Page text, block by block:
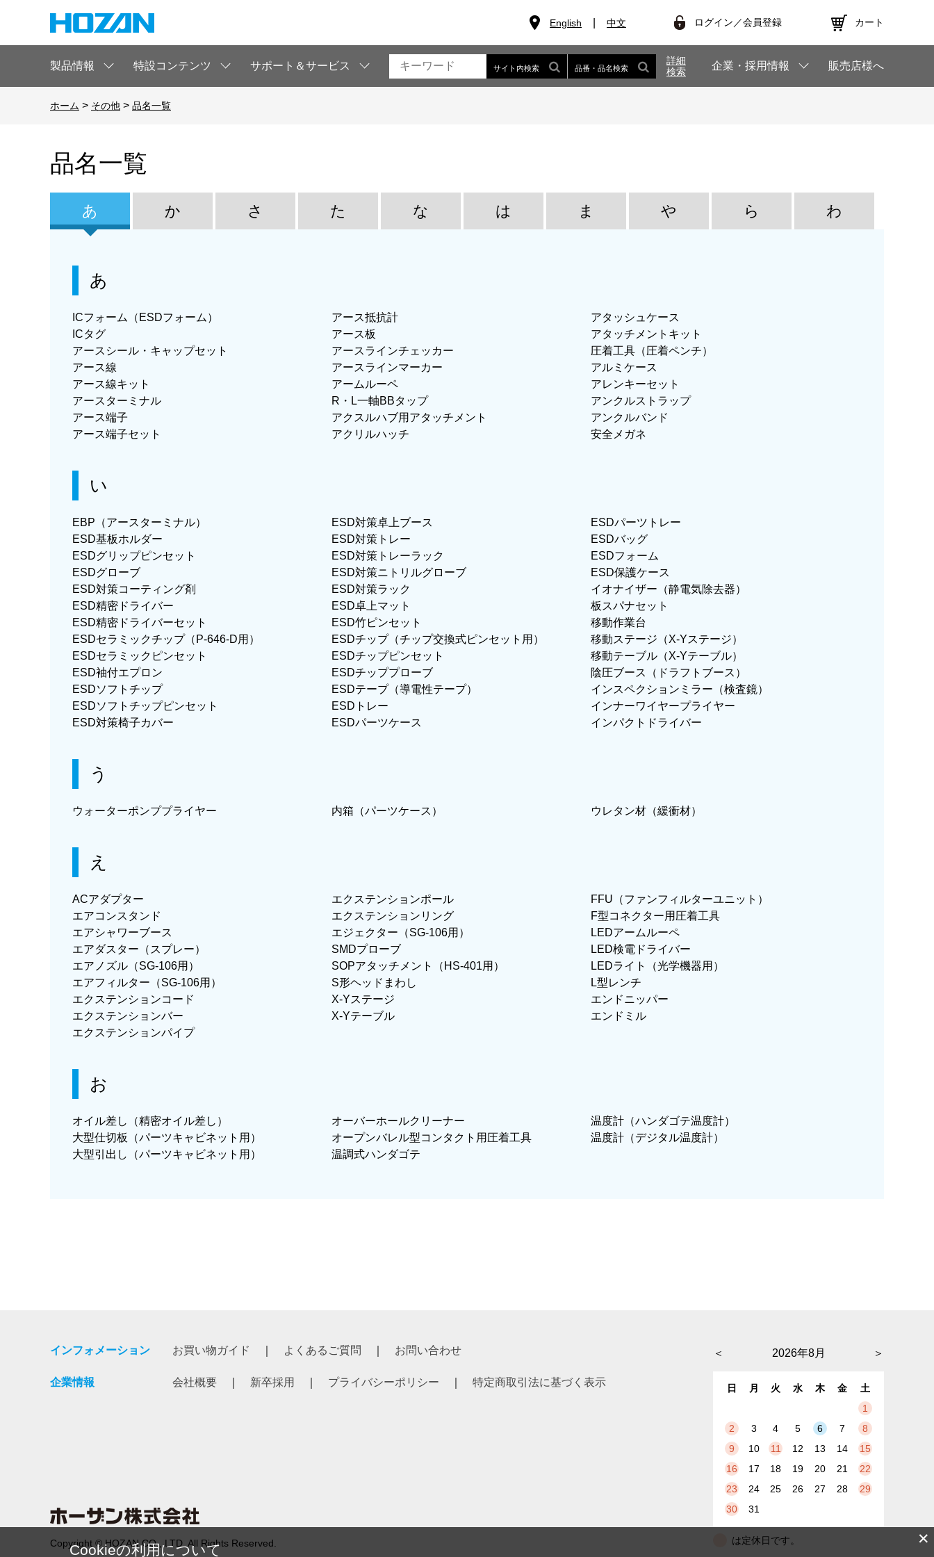
English 中文 ログイン／会員登録 カート
製品情報 特設コンテンツ サポート＆サービス サイト内検索 品番・品名検索
詳細
検索
企業・採用情報 販売店様へ
ホーム > その他 > 品名一覧
品名一覧
あ か さ た な は ま や ら わ
あ
ICフォーム（ESDフォーム）
ICタグ
アースシール・キャップセット
アース線
アース線キット
アースターミナル
アース端子
アース端子セット
アース抵抗計
アース板
アースラインチェッカー
アースラインマーカー
アームルーペ
R・L一軸BBタップ
アクスルハブ用アタッチメント
アクリルハッチ
アタッシュケース
アタッチメントキット
圧着工具（圧着ペンチ）
アルミケース
アレンキーセット
アンクルストラップ
アンクルバンド
安全メガネ
い
EBP（アースターミナル）
ESD基板ホルダー
ESDグリップピンセット
ESDグローブ
ESD対策コーティング剤
ESD精密ドライバー
ESD精密ドライバーセット
ESDセラミックチップ（P-646-D用）
ESDセラミックピンセット
ESD袖付エプロン
ESDソフトチップ
ESDソフトチップピンセット
ESD対策椅子カバー
ESD対策卓上ブース
ESD対策トレー
ESD対策トレーラック
ESD対策ニトリルグローブ
ESD対策ラック
ESD卓上マット
ESD竹ピンセット
ESDチップ（チップ交換式ピンセット用）
ESDチップピンセット
ESDチッププローブ
ESDテープ（導電性テープ）
ESDトレー
ESDパーツケース
ESDパーツトレー
ESDバッグ
ESDフォーム
ESD保護ケース
イオナイザー（静電気除去器）
板スパナセット
移動作業台
移動ステージ（X-Yステージ）
移動テーブル（X-Yテーブル）
陰圧ブース（ドラフトブース）
インスペクションミラー（検査鏡）
インナーワイヤープライヤー
インパクトドライバー
う
ウォーターポンププライヤー 内箱（パーツケース） ウレタン材（緩衝材）
え
ACアダプター
エアコンスタンド
エアシャワーブース
エアダスター（スプレー）
エアノズル（SG-106用）
エアフィルター（SG-106用）
エクステンションコード
エクステンションバー
エクステンションパイプ
エクステンションポール
エクステンションリング
エジェクター（SG-106用）
SMDプローブ
SOPアタッチメント（HS-401用）
S形ヘッドまわし
X-Yステージ
X-Yテーブル
FFU（ファンフィルターユニット）
F型コネクター用圧着工具
LEDアームルーペ
LED検電ドライバー
LEDライト（光学機器用）
L型レンチ
エンドニッパー
エンドミル
お
オイル差し（精密オイル差し）
大型仕切板（パーツキャビネット用）
大型引出し（パーツキャビネット用）
オーバーホールクリーナー
オープンバレル型コンタクト用圧着工具
温調式ハンダゴテ
温度計（ハンダゴテ温度計）
温度計（デジタル温度計）
インフォメーション お買い物ガイド よくあるご質問 お問い合わせ
企業情報 会社概要 新卒採用 プライバシーポリシー 特定商取引法に基づく表示
Copyright © HOZAN CO., LTD. All Rights Reserved.
＜ ＞
2026年8月
日 月 火 水 木 金
土
1
2
3 4 5 6 7
8
9
10 11 12 13 14
15
16
17 18 19 20 21
22
23
24 25 26 27 28
29
30
31
は定休日です。 ✕
Cookieの利用について